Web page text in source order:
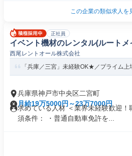
この企業の類似求人を
正社員
イベント機材のレンタル(ルート
西尾レントオール株式会社
「兵庫／三宮」未経験OK★／プライム上
兵庫県神戸市中央区二宮町
月給19万5000円～23万7000円
求めている人材 ＜業界未経験歓迎
須条件： ・普通自動車免許を...